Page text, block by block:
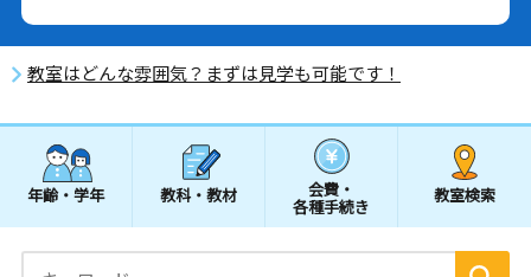
教室はどんな雰囲気？まずは見学も可能です！
年齢・学年 教科・教材 会費・
各種手続き
教室検索